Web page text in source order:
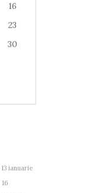
16
23
30
13 ianuarie
16